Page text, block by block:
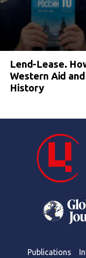
Lend-Lease.
Western Aid
History
Publications